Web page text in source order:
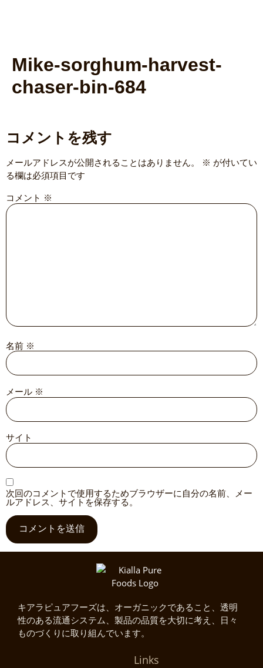
Mike-sorghum-harvest-
chaser-bin-684
コメントを残す
メールアドレスが公開されることはありません。 ※ が付いてい
る欄は必須項目です
コメント ※
名前 ※
メール ※
サイト
次回のコメントで使用するためブラウザーに自分の名前、メー
ルアドレス、サイトを保存する。
キアラピュアフーズは、オーガニックであること、透明
性のある流通システム、製品の品質を大切に考え、日々
ものづくりに取り組んでいます。
Links